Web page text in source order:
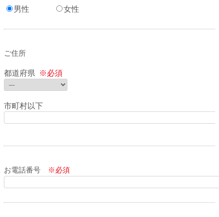
男性 女性
ご住所
都道府県 ※必須
市町村以下
お電話番号 ※必須